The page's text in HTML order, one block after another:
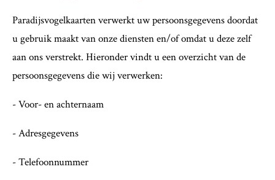
Paradijsvogelkaarten verwerkt uw persoonsgegevens doordat
u gebruik maakt van onze diensten en/of omdat u deze zelf
aan ons verstrekt. Hieronder vindt u een overzicht van de
persoonsgegevens die wij verwerken:
- Voor- en achternaam
- Adresgegevens
- Telefoonnummer